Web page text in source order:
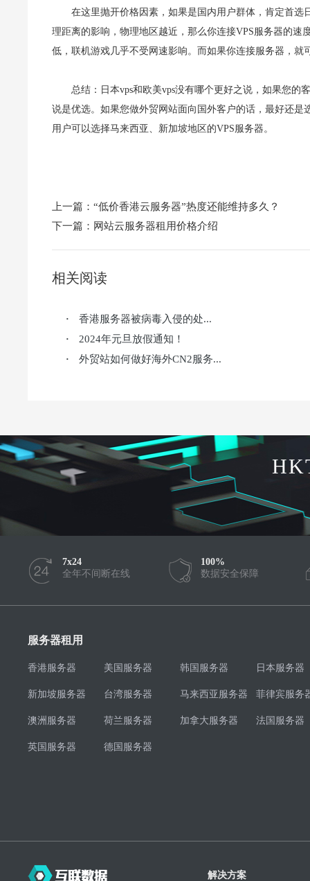
在这里抛开价格因素，如果是国内用户群体，肯定首选
理距离的影响，物理地区越近，那么你连接VPS服务器的
低，联机游戏几乎不受网速影响。而如果你连接服务器，就
总结：日本vps和欧美vps没有哪个更好之说，如果您的
说是优选。如果您做外贸网站面向国外客户的话，最好还
用户可以选择马来西亚、新加坡地区的VPS服务器。
上一篇： “低价香港云服务器”热度还能维持多久？
下一篇： 网站云服务器租用价格介绍
相关阅读
· 香港服务器被病毒入侵的处...
· 2024年元旦放假通知！
· 外贸站如何做好海外CN2服务...
7x24
全年不间断在线
100%
数据安全保障
服务器租用
香港服务器 美国服务器 韩国服务器 日本服务器
新加坡服务器 台湾服务器 马来西亚服务器 菲律宾服务
澳洲服务器 荷兰服务器 加拿大服务器 法国服务器
英国服务器 德国服务器
解决方案